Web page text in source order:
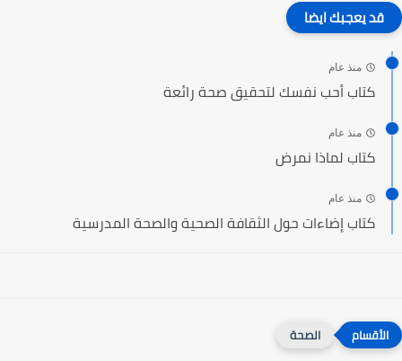
قد يعجبك ايضا
منذ عام
كتاب أحب نفسك لتحقيق صحة رائعة
منذ عام
كتاب لماذا نمرض
منذ عام
كتاب إضاءات حول الثقافة الصحية والصحة المدرسية
الصحة